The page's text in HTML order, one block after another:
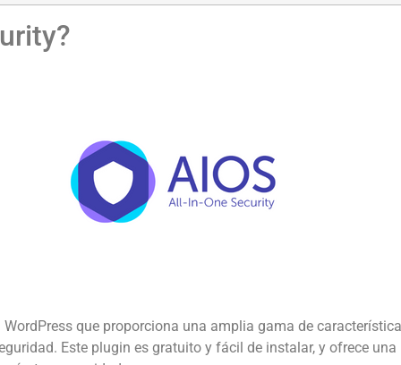
que proporciona una amplia gama de
Este plugin es gratuito y fácil de instalar, y ofrece